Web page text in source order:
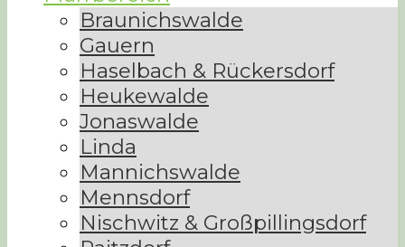
Braunichswalde
Gauern
Haselbach & Rückersdorf
Heukewalde
Jonaswalde
Linda
Mannichswalde
Mennsdorf
Nischwitz & Großpillingsdorf